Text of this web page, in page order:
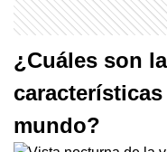
¿Cuáles son
mundo?